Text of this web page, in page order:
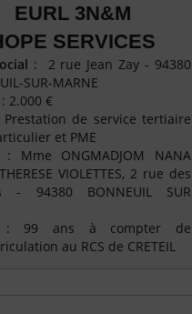
EURL 3N&M
SERVICES
: 2 rue Jean Zay - 94380
SUR-MARNE
: 2.000 €
Prestation de service tertiaire
et PME
: Mme ONGMADJOM NANA
VIOLETTES, 2 rue des
- 94380 BONNEUIL SUR
: 99 ans à compter de
au RCS de CRETEIL